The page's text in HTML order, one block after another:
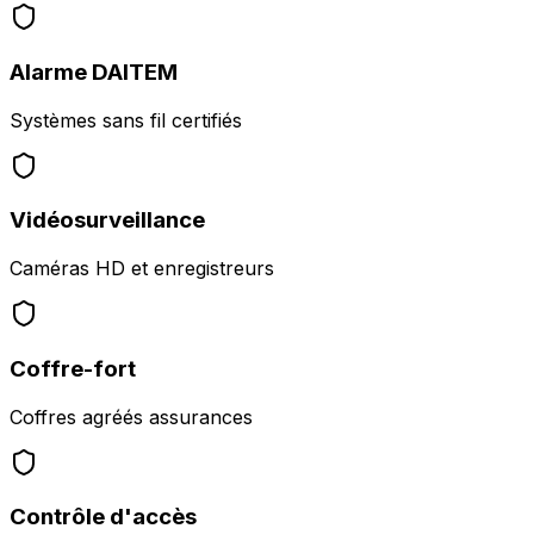
Alarme DAITEM
Systèmes sans fil certifiés
Vidéosurveillance
Caméras HD et enregistreurs
Coffre-fort
Coffres agréés assurances
Contrôle d'accès